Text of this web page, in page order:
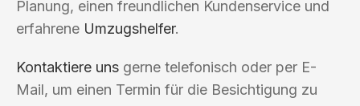
Planung, einen freundlichen Kundenservice und
erfahrene Umzugshelfer.
Kontaktiere uns gerne telefonisch oder per E-
Mail, um einen Termin für die Besichtigung zu